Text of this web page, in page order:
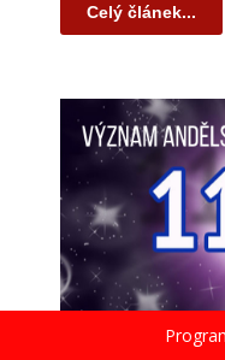
Celý článek...
13 duben 2020